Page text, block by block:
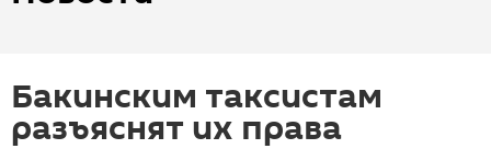
Бакинским таксистам
разъяснят их права